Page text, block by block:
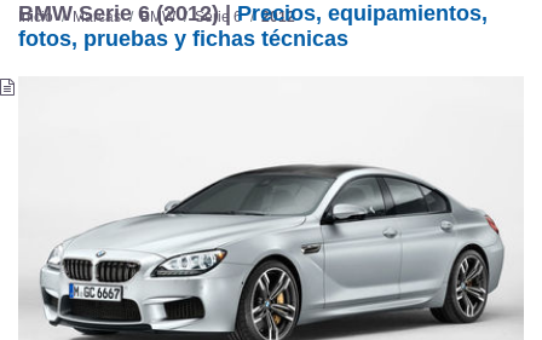
Inicio Marcas BMW Serie 6 2012
BMW Serie 6 (2012) |Precios, equipamientos,
fotos, pruebas y fichas técnicas